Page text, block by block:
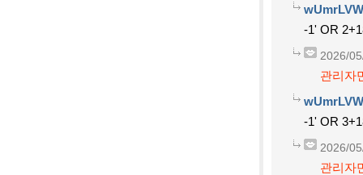
-1' OR
2026/
관리자
-1' OR
2026/
관리자